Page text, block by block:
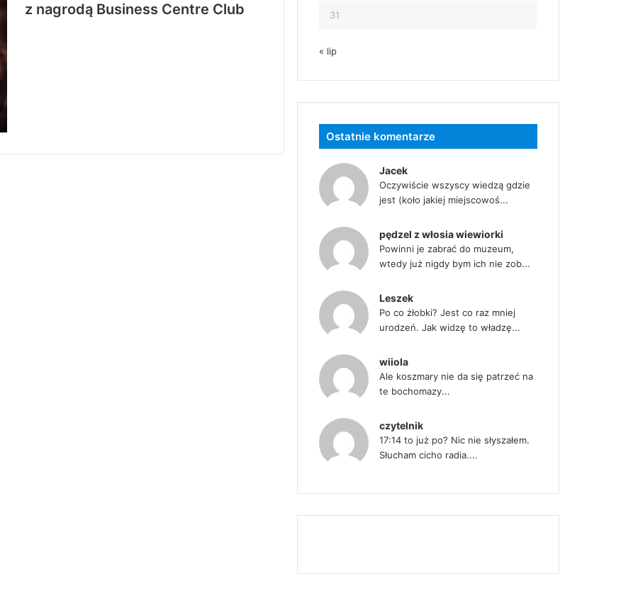
z nagrodą Business Centre Club
31
« lip
Ostatnie komentarze
Jacek
Oczywiście wszyscy wiedzą gdzie
jest (koło jakiej miejscowoś...
pędzel z włosia wiewiorki
Powinni je zabrać do muzeum,
wtedy już nigdy bym ich nie zob...
Leszek
Po co żłobki? Jest co raz mniej
urodzeń. Jak widzę to władzę...
wiiola
Ale koszmary nie da się patrzeć na
te bochomazy...
czytelnik
17:14 to już po? Nic nie słyszałem.
Słucham cicho radia....